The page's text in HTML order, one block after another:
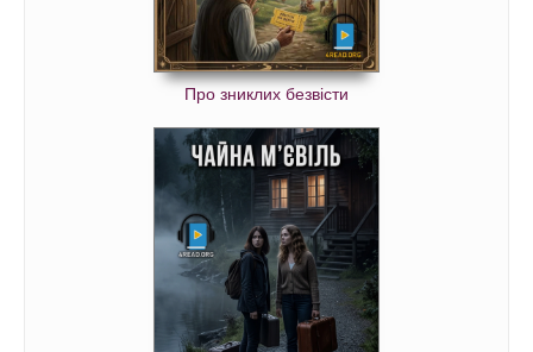
Про зниклих безвісти